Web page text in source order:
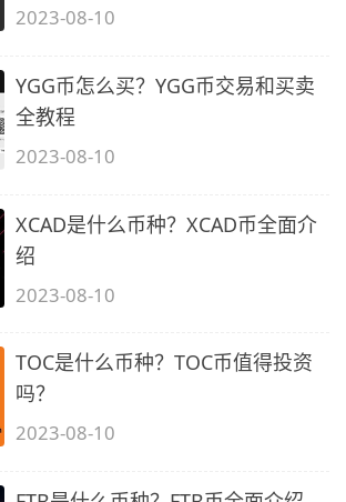
2023-08-10
YGG币怎么买？YGG币交易和买卖
全教程
2023-08-10
XCAD是什么币种？XCAD币全面介
绍
2023-08-10
TOC是什么币种？TOC币值得投资
吗？
2023-08-10